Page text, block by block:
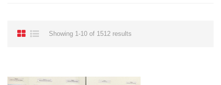
Showing 1-10 of 1512 results